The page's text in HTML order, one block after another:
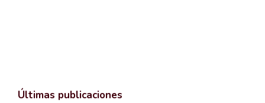
Últimas publicaciones